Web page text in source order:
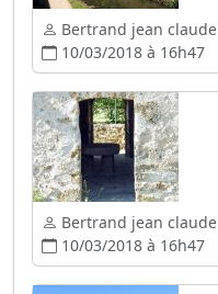
Bertrand jean claude
10/03/2018 à 16h47
Bertrand jean claude
10/03/2018 à 16h47